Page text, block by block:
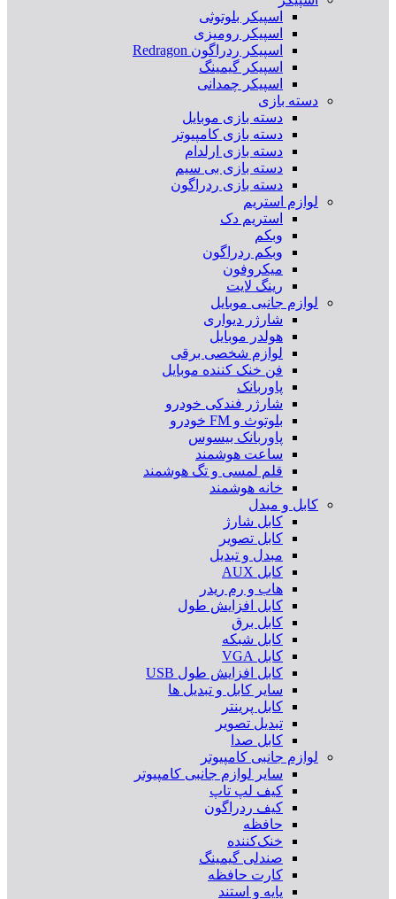
اسپیکر بلوتوثی
اسپیکر رومیزی
اسپیکر ردراگون Redragon
اسپیکر گیمینگ
اسپیکر چمدانی
دسته بازی
دسته بازی موبایل
دسته بازی کامپیوتر
دسته بازی ارلدام
دسته بازی بی سیم
دسته بازی ردراگون
لوازم استریم
استریم دک
وبکم
وبکم ردراگون
میکروفون
رینگ لایت
لوازم جانبی موبایل
شارژر دیواری
هولدر موبایل
لوازم شخصی برقی
فن خنک کننده موبایل
پاوربانک
شارژر فندکی خودرو
بلوتوث و FM خودرو
پاوربانک بیسوس
ساعت هوشمند
قلم لمسی و تگ هوشمند
خانه هوشمند
کابل و مبدل
کابل شارژ
کابل تصویر
مبدل و تبدیل
کابل AUX
هاب و رم ریدر
کابل افزایش طول
کابل برق
کابل شبکه
کابل VGA
کابل افزایش طول USB
سایر کابل و تبدیل ها
کابل پرینتر
تبدیل تصویر
کابل صدا
لوازم جانبی کامپیوتر
سایر لوازم جانبی کامپیوتر
کیف لپ تاپ
کیف ردراگون
حافظه
خنک‌کننده
صندلی گیمینگ
کارت حافظه
پایه و استند